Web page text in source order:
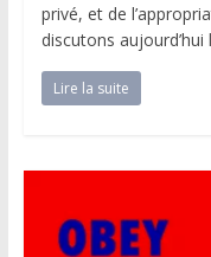
privé, et de
discutons
Lire la suite